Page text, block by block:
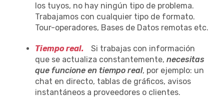
los tuyos, no hay ningún tipo de problema.
Trabajamos con cualquier tipo de formato.
Tour-operadores, Bases de Datos remotas etc.
Tiempo real.
Si trabajas con información
que se actualiza constantemente, necesitas
que funcione en tiempo real, por ejemplo: un
chat en directo, tablas de gráficos, avisos
instantáneos a proveedores o clientes.